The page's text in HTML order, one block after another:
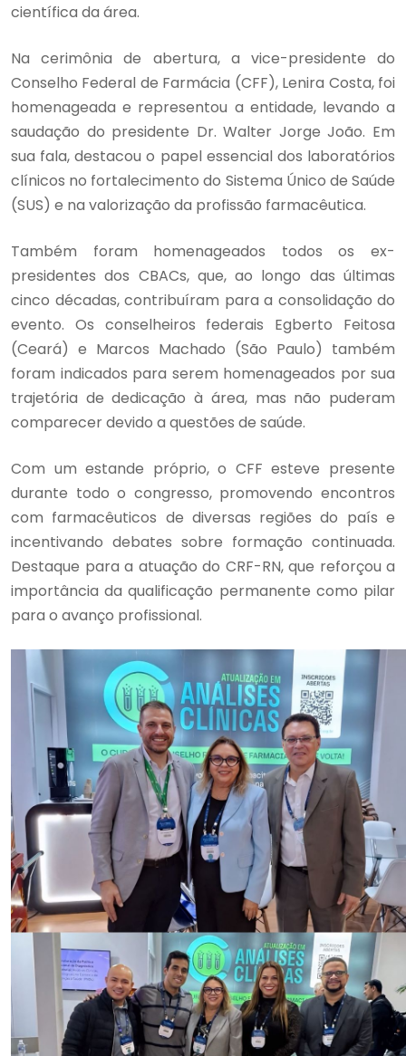
científica da área.
Na cerimônia de abertura, a vice-presidente do
Conselho Federal de Farmácia (CFF), Lenira Costa, foi
homenageada e representou a entidade, levando a
saudação do presidente Dr. Walter Jorge João. Em
sua fala, destacou o papel essencial dos laboratórios
clínicos no fortalecimento do Sistema Único de Saúde
(SUS) e na valorização da profissão farmacêutica.
Também foram homenageados todos os ex-
presidentes dos CBACs, que, ao longo das últimas
cinco décadas, contribuíram para a consolidação do
evento. Os conselheiros federais Egberto Feitosa
(Ceará) e Marcos Machado (São Paulo) também
foram indicados para serem homenageados por sua
trajetória de dedicação à área, mas não puderam
comparecer devido a questões de saúde.
Com um estande próprio, o CFF esteve presente
durante todo o congresso, promovendo encontros
com farmacêuticos de diversas regiões do país e
incentivando debates sobre formação continuada.
Destaque para a atuação do CRF-RN, que reforçou a
importância da qualificação permanente como pilar
para o avanço profissional.